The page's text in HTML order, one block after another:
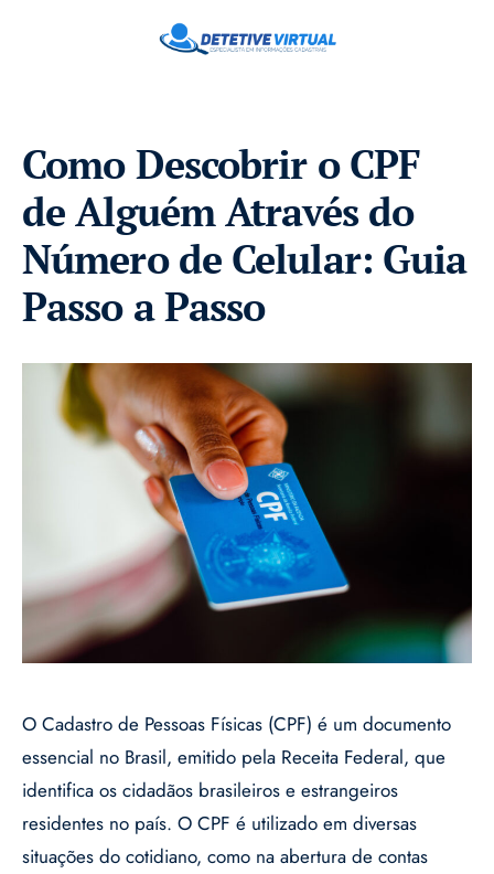
Como Descobrir o CPF
de Alguém Através do
Número de Celular: Guia
Passo a Passo
O Cadastro de Pessoas Físicas (CPF) é um documento
essencial no Brasil, emitido pela Receita Federal, que
identifica os cidadãos brasileiros e estrangeiros
residentes no país. O CPF é utilizado em diversas
situações do cotidiano, como na abertura de contas